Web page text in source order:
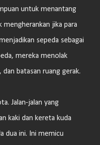
untuk menantang
mengherankan jika para
sepeda sebagai
mereka menolak
batasan ruang gerak.
Jalan-jalan yang
kaki dan kereta kuda
dua ini. Ini memicu